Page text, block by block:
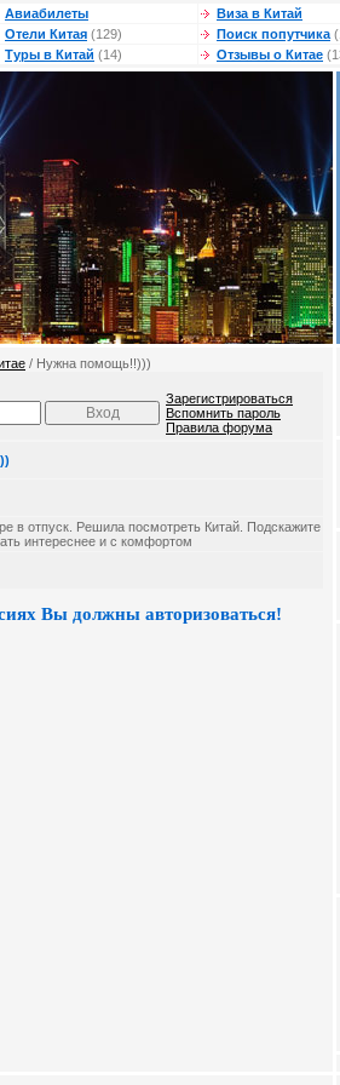
Авиабилеты Виза в Китай
Отели Китая (129) Поиск попутчика
Туры в Китай (14) Отзывы о Китае
/ Нужна помощь!!)))
Зарегистрироваться
Вспомнить пароль
Правила форума
в отпуск. Решила посмотреть Китай. Подскажите
интереснее и с комфортом
Вы должны авторизоваться!